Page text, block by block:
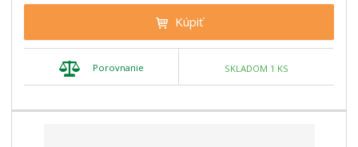
Kúpiť
Porovnanie SKLADOM 1 KS